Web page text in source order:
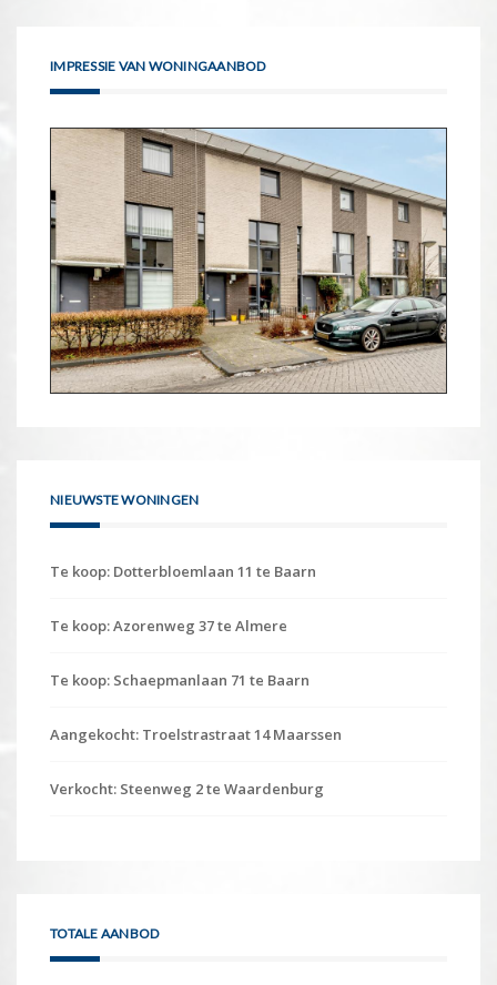
IMPRESSIE VAN WONINGAANBOD
NIEUWSTE WONINGEN
Te koop: Dotterbloemlaan 11 te Baarn
Te koop: Azorenweg 37 te Almere
Te koop: Schaepmanlaan 71 te Baarn
Aangekocht: Troelstrastraat 14 Maarssen
Verkocht: Steenweg 2 te Waardenburg
TOTALE AANBOD